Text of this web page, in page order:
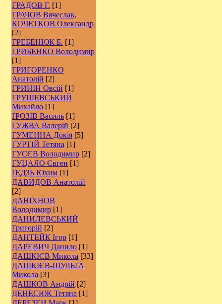
ГРАДОВ Г. [1]
ГРАЧОВ Вячеслав,
КОЧЕТКОВ Олександр
[2]
ГРЕБЕНЮК Б. [1]
ГРИБЕНКО Володимир
[1]
ГРИГОРЕНКО
Анатолій [2]
ГРИНІН Овсій [1]
ГРУШЕВСЬКИЙ
Михайло [1]
ҐРОЗІВ Василь [1]
ГУЖВА Валерій [2]
ГУМЕННА Докія [5]
ГУРТІЙ Тетяна [1]
ГУСЄВ Володимир [2]
ГУЦАЛО Євген [1]
ҐЕДЗЬ Юхим [1]
ДАВИДОВ Анатолій
[2]
ДАНІХНОВ
Володимир [1]
ДАНИЛЕВСЬКИЙ
Григорій [2]
ДАНТЕЙК Ігор [1]
ДАРЕВИЧ Данило [1]
ДАШКІЄВ Микола [33]
ДАШКІЄВ-ШУЛЬГА
Микола [3]
ДАШКОВ Андрій [2]
ДЕНЕСЮК Тетяна [1]